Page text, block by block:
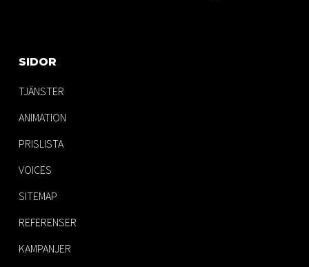
SIDOR
TJÄNSTER
ANIMATION
PRISLISTA
VOICES
SITEMAP
REFERENSER
KAMPANJER